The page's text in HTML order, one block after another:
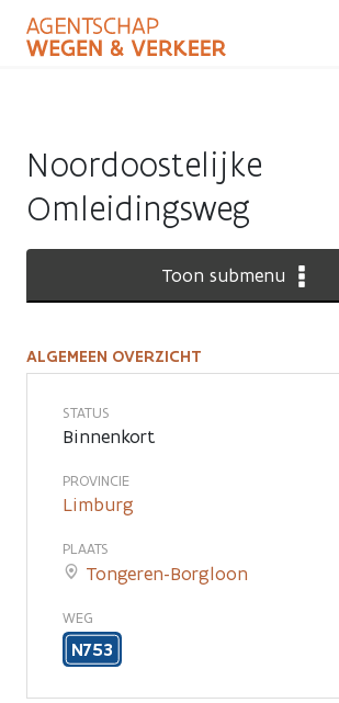
naar
Noordoostelijke
Omleidingsweg
Toon submenu
Noordoostelijke
Omleidingsweg
ALGEMEEN OVERZICHT
STATUS
Binnenkort
PROVINCIE
Limburg
PLAATS
Tongeren-Borgloon
WEG
N753